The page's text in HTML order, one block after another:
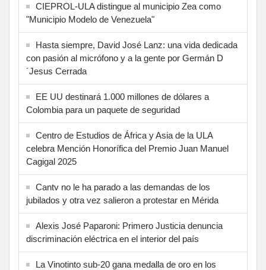
CIEPROL-ULA distingue al municipio Zea como
"Municipio Modelo de Venezuela"
Hasta siempre, David José Lanz: una vida dedicada
con pasión al micrófono y a la gente por Germán D
´Jesus Cerrada
EE UU destinará 1.000 millones de dólares a
Colombia para un paquete de seguridad
Centro de Estudios de África y Asia de la ULA
celebra Mención Honorífica del Premio Juan Manuel
Cagigal 2025
Cantv no le ha parado a las demandas de los
jubilados y otra vez salieron a protestar en Mérida
Alexis José Paparoni: Primero Justicia denuncia
discriminación eléctrica en el interior del país
La Vinotinto sub-20 gana medalla de oro en los